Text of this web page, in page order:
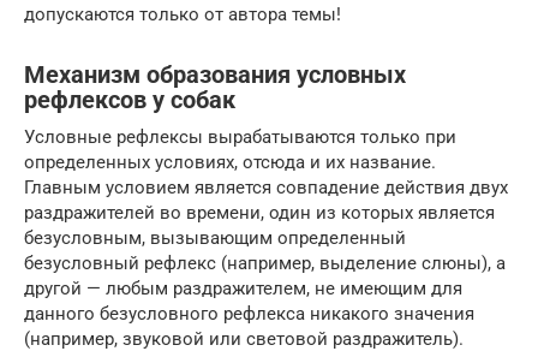
допускаются только от автора темы!
Механизм образования условных
рефлексов у собак
Условные рефлексы вырабатываются только при
определенных условиях, отсюда и их название.
Главным условием является совпадение действия двух
раздражителей во времени, один из которых является
безусловным, вызывающим определенный
безусловный рефлекс (например, выделение слюны), а
другой — любым раздражителем, не имеющим для
данного безусловного рефлекса никакого значения
(например, звуковой или световой раздражитель).